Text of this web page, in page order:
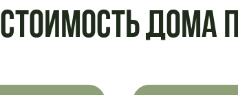
Стоимость дома